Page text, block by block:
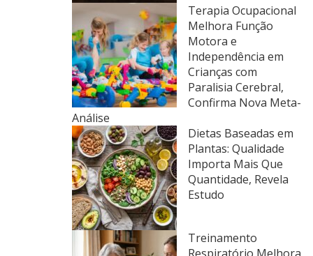
Terapia Ocupacional
Melhora Função
Motora e
Independência em
Crianças com
Paralisia Cerebral,
Confirma Nova Meta-
Análise
Dietas Baseadas em
Plantas: Qualidade
Importa Mais Que
Quantidade, Revela
Estudo
Treinamento